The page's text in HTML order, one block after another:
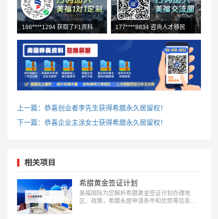
186****1294 获取了F1资料 177****8834 咨询人才移民
上一篇：恭喜创业者李先生获得希腊永久居留权！
下一篇：恭喜企业主涂女士获得希腊永久居留权！
相关项目
希腊黄金签证计划
美福国际为您解析希腊黄金签证计划办理地
区、政策，希腊永居申请条件和优势等信息：